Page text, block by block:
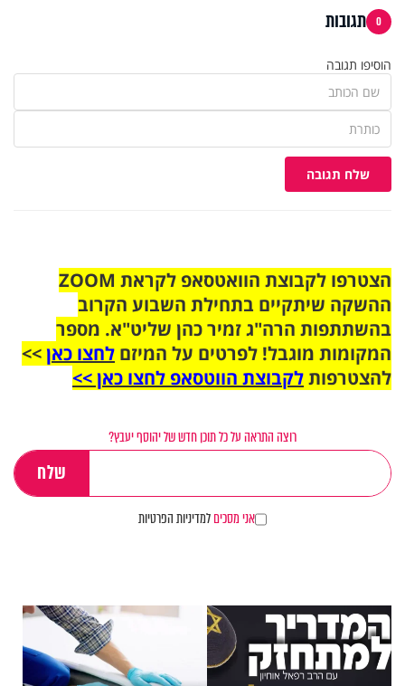
0 תגובות
הוסיפו תגובה
שלח תגובה
הצטרפו לקבוצת הוואטסאפ לקראת ZOOM
ההשקה שיתקיים בתחילת השבוע הקרוב
בהשתתפות הרה"ג זמיר כהן שליט"א. מספר
המקומות מוגבל! לפרטים על המיזם לחצו כאן>>
להצטרפותלקבוצת הווטסאפ לחצו כאן >>
רוצה התראה על כל תוכן חדש של יהוסף יעבץ?
אני מסכיםלמדיניות הפרטיות